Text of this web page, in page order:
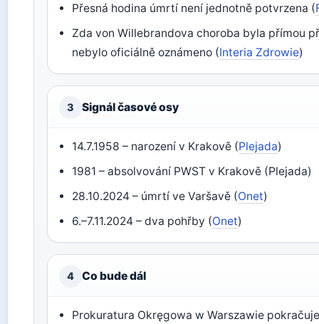
Přesná hodina úmrtí není jednotně potvrzena (
Zda von Willebrandova choroba byla přímou
nebylo oficiálně oznámeno (Interia Zdrowie)
3 Signál časové osy
14.7.1958 – narození v Krakově (Plejada)
1981 – absolvování PWST v Krakově (Plejada)
28.10.2024 – úmrtí ve Varšavě (Onet)
6.–7.11.2024 – dva pohřby (Onet)
4 Co bude dál
Prokuratura Okręgowa w Warszawie